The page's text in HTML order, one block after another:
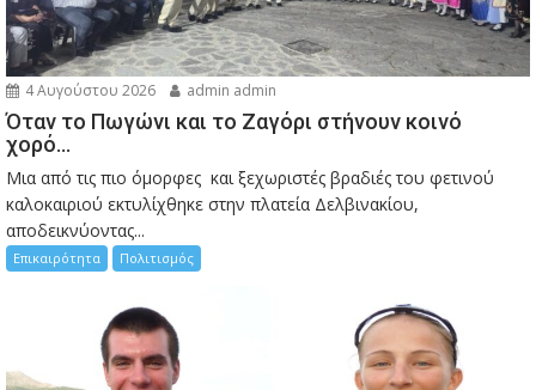
4 Αυγούστου 2026 admin admin
Όταν το Πωγώνι και το Ζαγόρι στήνουν κοινό
χορό…
Μια από τις πιο όμορφες και ξεχωριστές βραδιές του φετινού
καλοκαιριού εκτυλίχθηκε στην πλατεία Δελβινακίου,
αποδεικνύοντας...
Επικαιρότητα Πολιτισμός